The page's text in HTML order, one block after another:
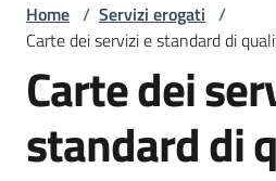
Sottosezioni
Accesso
Home / Servizi erogati /
Carte dei servizi e standard di
Carte dei
standard di